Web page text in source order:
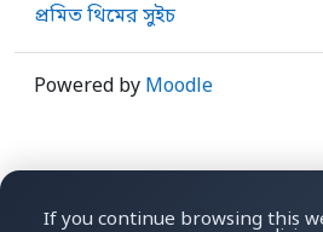
If you continue browsing this
প্রমিত থিমের সুইচ
Powered by Moodle